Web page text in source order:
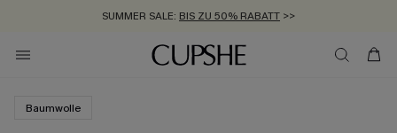
SUMMER SALE: BIS ZU 50% RABATT >>
ZUM NEWSLETTER:BIS ZU -20% EXTRA ERHALTEN
KOSTENLOSER VERSAND AB 89 €
Baumwolle